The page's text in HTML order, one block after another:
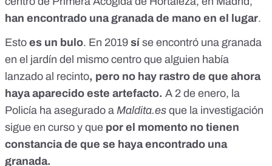
han encontrado una granada de mano en el lugar.
Esto es un bulo. En 2019 sí se encontró una granada
en el jardín del mismo centro que alguien había
lanzado al recinto, pero no hay rastro de que ahora
haya aparecido este artefacto. A 2 de enero, la
Policía ha asegurado a Maldita.es que la investigación
sigue en curso y que por el momento no tienen
constancia de que se haya encontrado una
granada.